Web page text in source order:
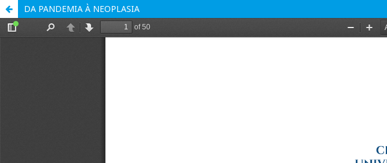
DA PANDEMIA À NEOPLASIA